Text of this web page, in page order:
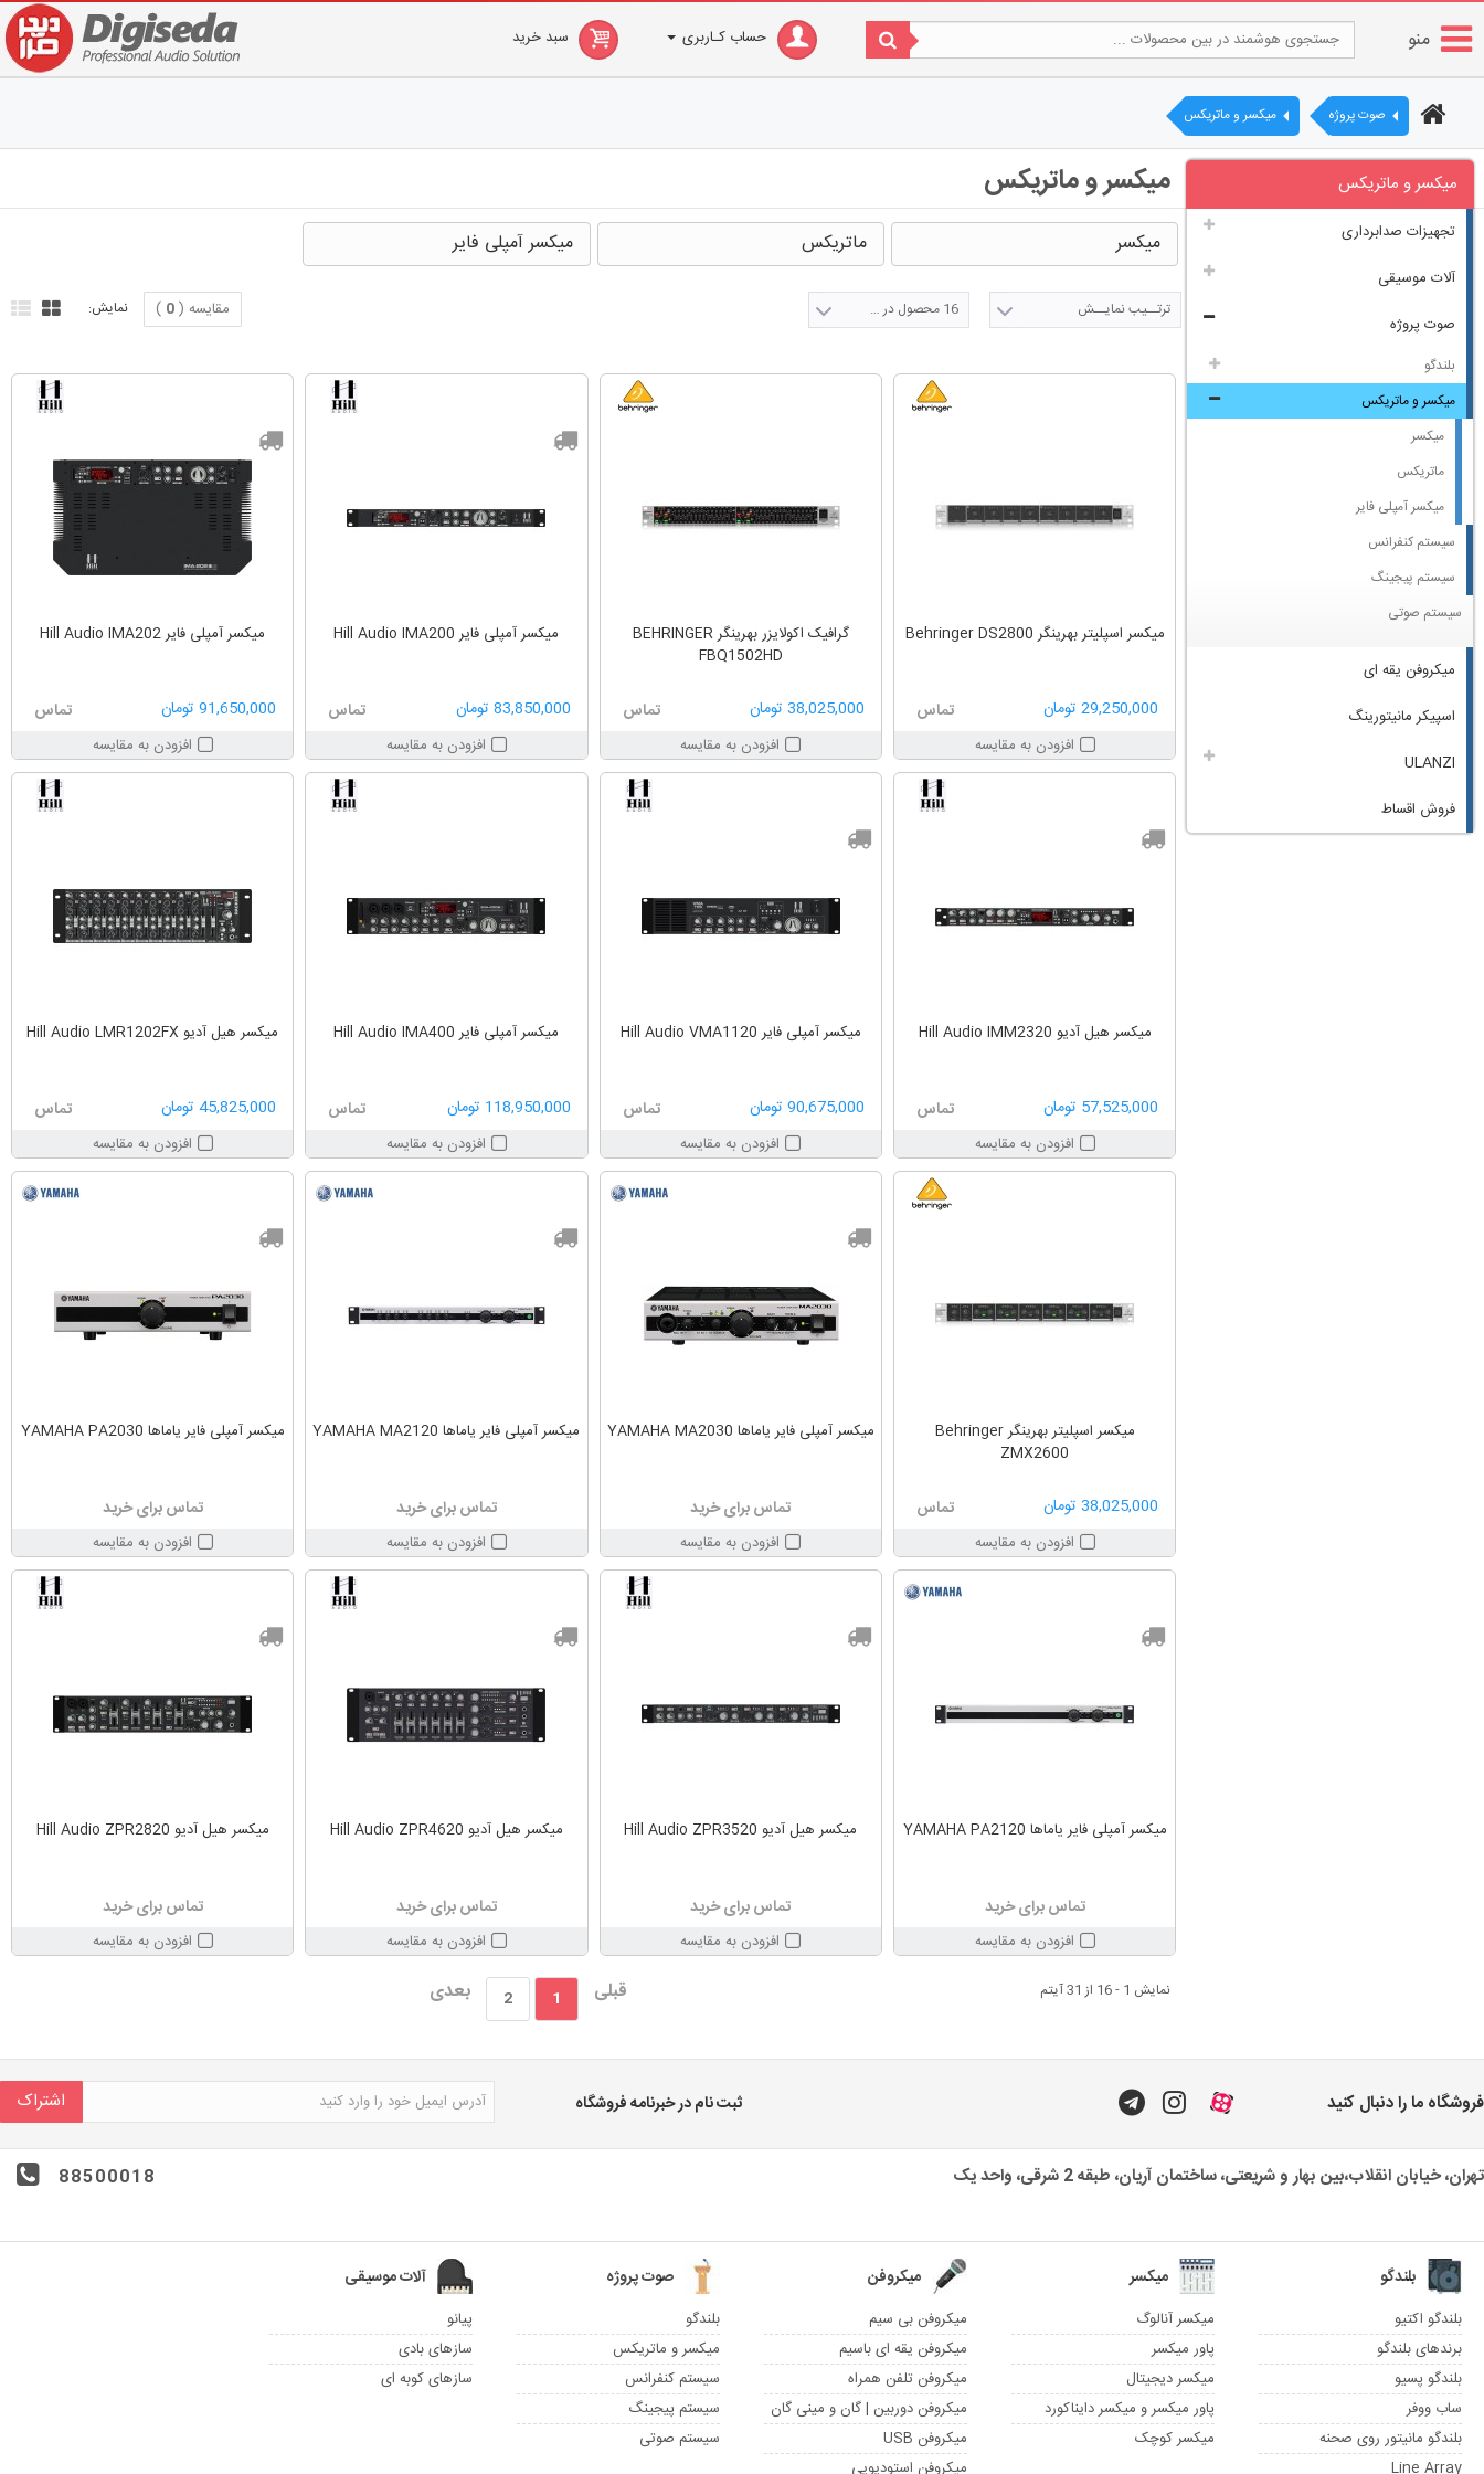
منو حساب کـاربری سبد خرید
صوت پروژه میکسر و ماتریکس
میکسر و ماتریکس
میکسر ماتریکس میکسر آمپلی فایر
نمایش: ترتــیب نمایــش 16 محصول در صفحه مقایسه (0
)
میکسر اسپلیتر بهرینگر Behringer DS2800
29,250,000 تومان تماس
افزودن به مقایسه
گرافیک اکولایزر بهرینگر BEHRINGER
FBQ1502HD
38,025,000 تومان تماس
افزودن به مقایسه
میکسر آمپلی فایر Hill Audio IMA200
83,850,000 تومان تماس
افزودن به مقایسه
میکسر آمپلی فایر Hill Audio IMA202
91,650,000 تومان تماس
افزودن به مقایسه
میکسر هیل آدیو Hill Audio IMM2320
57,525,000 تومان تماس
افزودن به مقایسه
میکسر آمپلی فایر Hill Audio VMA1120
90,675,000 تومان تماس
افزودن به مقایسه
میکسر آمپلی فایر Hill Audio IMA400
118,950,000 تومان تماس
افزودن به مقایسه
میکسر هیل آدیو Hill Audio LMR1202FX
45,825,000 تومان تماس
افزودن به مقایسه
میکسر اسپلیتر بهرینگر Behringer
ZMX2600
38,025,000 تومان تماس
افزودن به مقایسه
میکسر آمپلی فایر یاماها YAMAHA MA2030
تماس برای خرید
افزودن به مقایسه
میکسر آمپلی فایر یاماها YAMAHA MA2120
تماس برای خرید
افزودن به مقایسه
میکسر آمپلی فایر یاماها YAMAHA PA2030
تماس برای خرید
افزودن به مقایسه
میکسر آمپلی فایر یاماها YAMAHA PA2120
تماس برای خرید
افزودن به مقایسه
میکسر هیل آدیو Hill Audio ZPR3520
تماس برای خرید
افزودن به مقایسه
میکسر هیل آدیو Hill Audio ZPR4620
تماس برای خرید
افزودن به مقایسه
میکسر هیل آدیو Hill Audio ZPR2820
تماس برای خرید
افزودن به مقایسه
قبلی 1
2 بعدی نمایش 1 - 16 از 31 آیتم
میکسر و ماتریکس
تجهیزات صدابرداری
آلات موسیقی
صوت پروژه
بلندگو
میکسر و ماتریکس
میکسر
ماتریکس
میکسر آمپلی فایر
سیستم کنفرانس
سیستم پیجینگ
سیستم صوتی
میکروفن یقه ای
اسپیکر مانیتورینگ
ULANZI
فروش اقساط
فروشگاه ما را دنبال کنید ثبت نام در خبرنامه فروشگاه اشتراک
تهران، خیابان انقلاب،بین بهار و شریعتی، ساختمان آریان، طبقه 2 شرقی، واحد یک 88500018
بلندگو
بلندگو اکتیو
برندهای بلندگو
بلندگو پسیو
ساب ووفر
بلندگو مانیتور روی صحنه
Line Array
میکسر
میکسر آنالوگ
پاور میکسر
میکسر دیجیتال
پاور میکسر و میکسر دایناکورد
میکسر کوچک
میکروفن
میکروفن بی سیم
میکروفن یقه ای باسیم
میکروفن تلفن همراه
میکروفن دوربین | گان و مینی گان
میکروفن USB
میکروفن استودیویی
صوت پروژه
بلندگو
میکسر و ماتریکس
سیستم کنفرانس
سیستم پیجینگ
سیستم صوتی
آلات موسیقی
پیانو
سازهای بادی
سازهای کوبه ای